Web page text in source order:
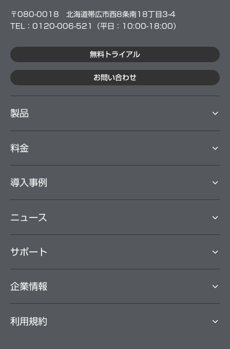
〒080-0018 北海道帯広市西8条南18丁目3-4
TEL：0120-006-521（平⽇：10:00-18:00）
無料トライアル
お問い合わせ
製品
料⾦
導⼊事例
ニュース
サポート
企業情報
利用規約